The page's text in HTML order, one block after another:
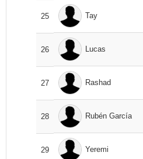
25 Tay
26 Lucas
27 Rashad
28 Rubén García
29 Yeremi